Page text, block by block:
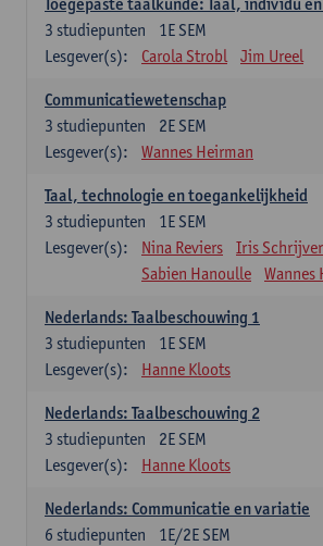
1E SEM
3 studiepunten
Lesgever(s):
Carola Strobl Jim Ureel
Communicatiewetenschap
2E SEM
3 studiepunten
Lesgever(s):
Wannes Heirman
Taal, technologie en toegankelijkheid
1E SEM
3 studiepunten
Lesgever(s):
Nina Reviers
Iris Schrijver
Sabien Hanoulle
Wannes
Nederlands: Taalbeschouwing 1
1E SEM
3 studiepunten
Lesgever(s):
Hanne Kloots
Nederlands: Taalbeschouwing 2
2E SEM
3 studiepunten
Lesgever(s):
Hanne Kloots
Nederlands: Communicatie en variatie
1E/2E SEM
6 studiepunten